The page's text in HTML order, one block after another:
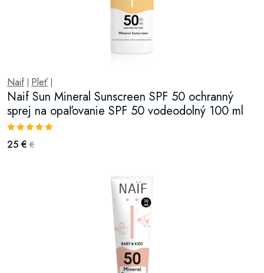
Naif Pleť
Naif Sun Mineral Sunscreen SPF 50 ochranný
sprej na opaľovanie SPF 50 vodeodolný 100 ml
25 € €